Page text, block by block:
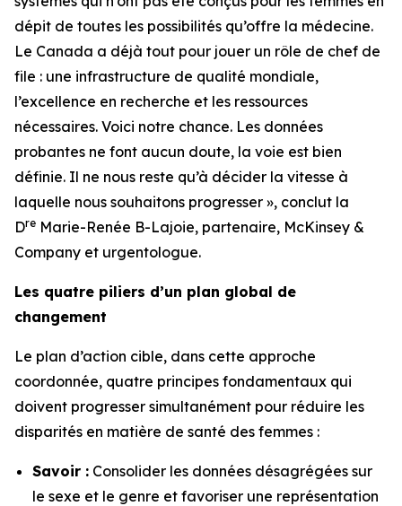
dépit de toutes les possibilités qu’offre la médecine.
Le Canada a déjà tout pour jouer un rôle de chef de
file : une infrastructure de qualité mondiale,
l’excellence en recherche et les ressources
nécessaires. Voici notre chance. Les données
probantes ne font aucun doute, la voie est bien
définie. Il ne nous reste qu’à décider la vitesse à
laquelle nous souhaitons progresser », conclut la
Dre Marie-Renée B-Lajoie, partenaire, McKinsey &
Company et urgentologue.
Les quatre piliers d’un plan global de
changement
Le plan d’action cible, dans cette approche
coordonnée, quatre principes fondamentaux qui
doivent progresser simultanément pour réduire les
disparités en matière de santé des femmes :
Savoir : Consolider les données désagrégées sur
le sexe et le genre et favoriser une représentation